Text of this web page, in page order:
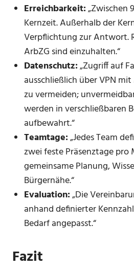
Erreichbarkeit:„Zwischen
Kernzeit. Außerhalb der
Verpflichtung zur Antwort.
ArbZG sind einzuhalten.“
Datenschutz:„Zugriff auf
ausschließlich über VPN
zu vermeiden;
werden in verschließbaren
aufbewahrt.“
Teamtage:„Jedes Team
zwei feste Präsenztage pro
gemeinsame Planung,
Bürgernähe.“
Evaluation:„Die
anhand definierter
Bedarf angepasst.“
Fazit